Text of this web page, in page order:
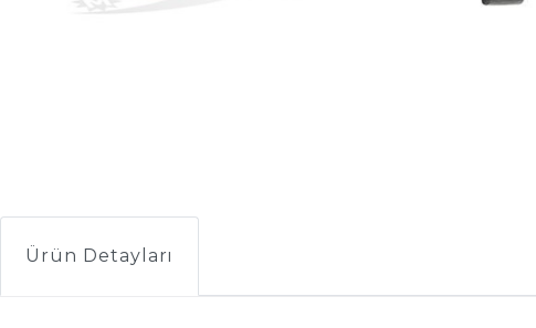
Ürün Detayları